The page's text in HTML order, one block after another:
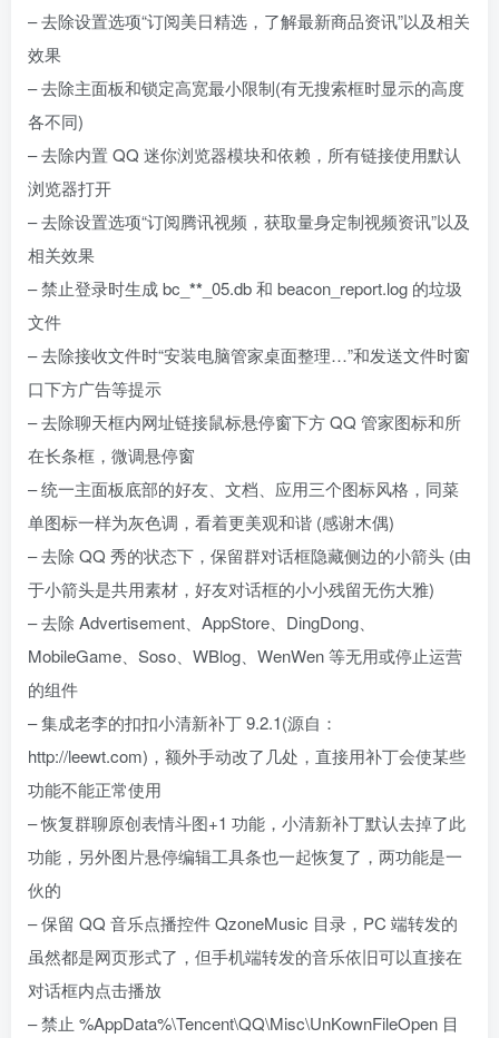
– 去除设置选项“订阅美日精选，了解最新商品资讯”以及相关
效果
– 去除主面板和锁定高宽最小限制(有无搜索框时显示的高度
各不同)
– 去除内置 QQ 迷你浏览器模块和依赖，所有链接使用默认
浏览器打开
– 去除设置选项“订阅腾讯视频，获取量身定制视频资讯”以及
相关效果
– 禁止登录时生成 bc_ ** _05.db 和 beacon_report.log 的垃圾
文件
– 去除接收文件时“安装电脑管家桌面整理…”和发送文件时窗
口下方广告等提示
– 去除聊天框内网址链接鼠标悬停窗下方 QQ 管家图标和所
在长条框，微调悬停窗
– 统一主面板底部的好友、文档、应用三个图标风格，同菜
单图标一样为灰色调，看着更美观和谐 (感谢木偶)
– 去除 QQ 秀的状态下，保留群对话框隐藏侧边的小箭头 (由
于小箭头是共用素材，好友对话框的小小残留无伤大雅)
– 去除 Advertisement、AppStore、DingDong、
MobileGame、Soso、WBlog、WenWen 等无用或停止运营
的组件
– 集成老李的扣扣小清新补丁 9.2.1(源自：
http://leewt.com)，额外手动改了几处，直接用补丁会使某些
功能不能正常使用
– 恢复群聊原创表情斗图+1 功能，小清新补丁默认去掉了此
功能，另外图片悬停编辑工具条也一起恢复了，两功能是一
伙的
– 保留 QQ 音乐点播控件 QzoneMusic 目录，PC 端转发的
虽然都是网页形式了，但手机端转发的音乐依旧可以直接在
对话框内点击播放
– 禁止 %AppData%\Tencent\QQ\Misc\UnKownFileOpen 目